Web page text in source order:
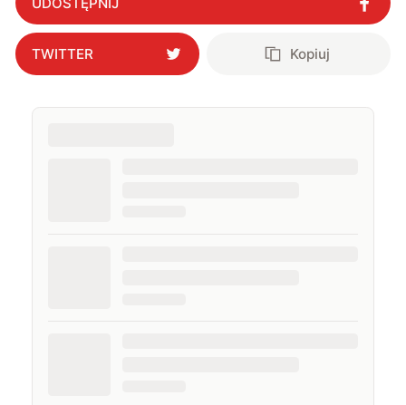
TWITTER Kopiuj